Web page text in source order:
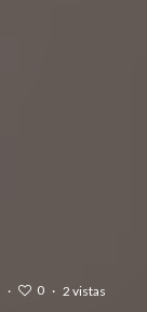
· 0 · 2 vistas